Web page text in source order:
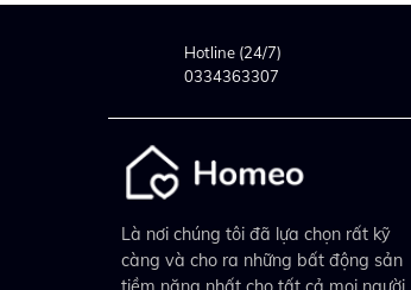
Hotline (24/7)
0334363307
Là nơi chúng tôi đã lựa chọn rất kỹ
càng và cho ra những bất động sản